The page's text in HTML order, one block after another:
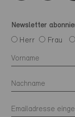
Newsletter
Herr
Frau